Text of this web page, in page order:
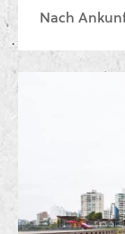
Nach